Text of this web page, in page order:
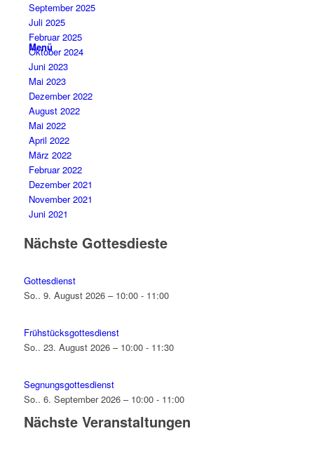
Menü
September 2025
Juli 2025
Februar 2025
Oktober 2024
Juni 2023
Mai 2023
Dezember 2022
August 2022
Mai 2022
April 2022
März 2022
Februar 2022
Dezember 2021
November 2021
Juni 2021
Nächste Gottesdieste
Gottesdienst
So.. 9. August 2026 – 10:00 - 11:00
Frühstücksgottesdienst
So.. 23. August 2026 – 10:00 - 11:30
Segnungsgottesdienst
So.. 6. September 2026 – 10:00 - 11:00
Nächste Veranstaltungen